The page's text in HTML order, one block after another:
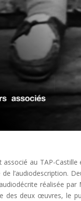
associé au TAP-
l’audiodescription.
réalisée par
des deux œuvres, le